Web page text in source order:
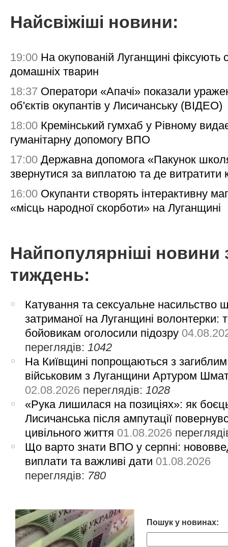
Найсвіжіші новини:
19:00 На окупованій Луганщині фіксують
домашніх тварин
18:37 Оператори «Апачі» показали
об'єктів окупантів у Лисичанську (ВІДЕО)
18:00 Кремінський гумхаб у Рівному
гуманітарну допомогу ВПО
17:00 Державна допомога «Пакунок
звернутися за виплатою та де витратити
16:00 Окупанти створять інтерактивну
«місць народної скорботи» на Луганщині
Найпопулярніші новини
тиждень:
Катування та сексуальне насильство
затриманої на Луганщині волонтерки:
бойовикам оголосили підозру
переглядів: 1042
На Київщині попрощаються з загиблим
військовим з Луганщини Артуром
02.08.2026 переглядів: 1028
«Рука лишилася на позиціях»: як
Лисичанська після ампутації
цивільного життя 01.08.2026
Що варто знати ВПО у серпні:
виплати та важливі дати 01.08.2026
переглядів: 780
Пошук у новинах: